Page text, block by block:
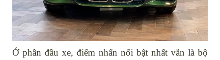
Ở phần đầu xe, điểm nhấn nổi bật nhất vẫn là bộ